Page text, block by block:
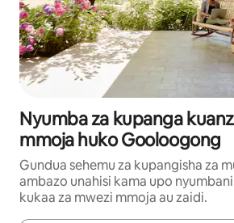
Nyumba za kupanga
mmoja huko Gooloogong
Gundua sehemu za kupangisha za
ambazo unahisi kama upo
kukaa za mwezi mmoja au zaidi.